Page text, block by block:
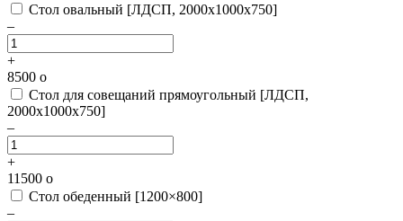
Стол овальный [ЛДСП, 2000х1000х750]
–
+
8500 o
Стол для совещаний прямоугольный [ЛДСП,
2000х1000х750]
–
+
11500 o
Стол обеденный [1200×800]
–